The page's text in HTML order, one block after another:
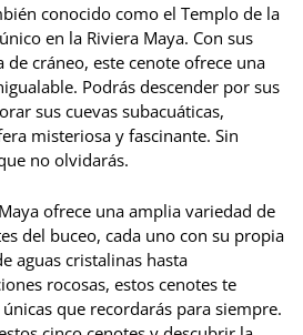
conocido como el Templo de la
en la Riviera Maya. Con sus
cráneo, este cenote ofrece una
Podrás descender por sus
sus cuevas subacuáticas,
misteriosa y fascinante. Sin
no olvidarás.
ofrece una amplia variedad de
del buceo, cada uno con su propia
aguas cristalinas hasta
rocosas, estos cenotes te
que recordarás para siempre.